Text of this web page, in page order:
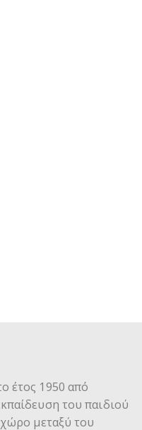
έτος 1950 από
του παιδιού
χώρο μεταξύ του